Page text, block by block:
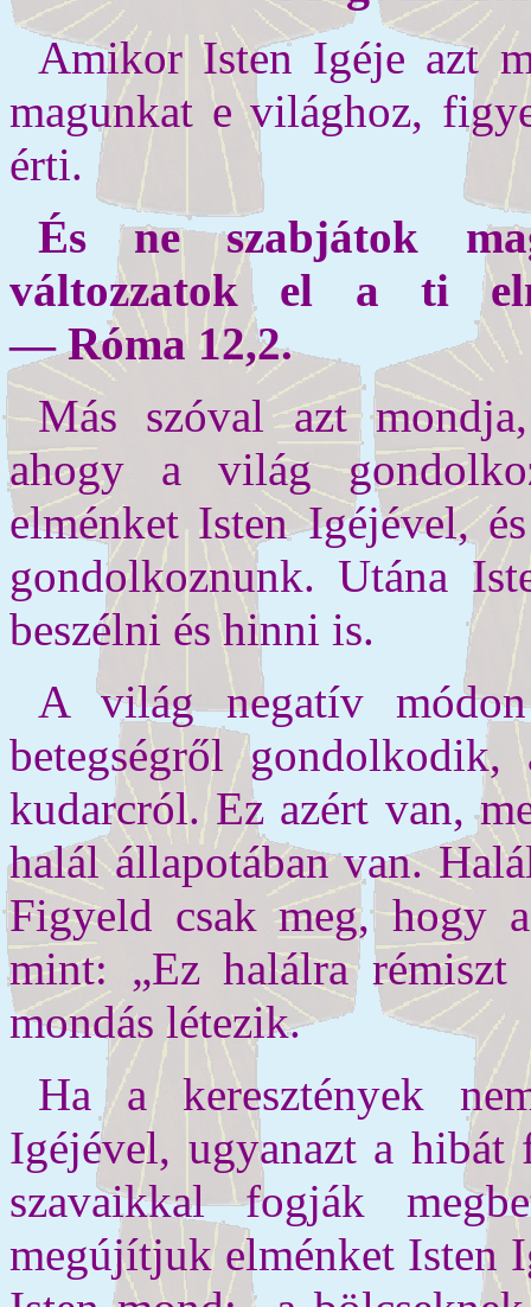
Amikor Isten Igéje azt
magunkat e világhoz,
érti.
És ne szabjátok
változzatok el a ti
— Róma 12,2.
Más szóval azt
ahogy a világ
elménket Isten Igéjével,
gondolkoznunk. Utána
beszélni és hinni is.
A világ negatív
betegségről
kudarcról. Ez azért van,
halál állapotában van.
Figyeld csak meg, hogy
mint: „Ez halálra rémiszt
mondás létezik.
Ha a keresztények
Igéjével, ugyanazt a
szavaikkal fogják
megújítjuk elménket Isten